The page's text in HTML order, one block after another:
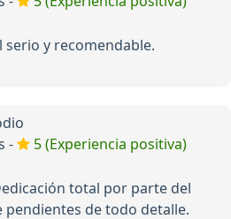
y recomendable.
-
5 (Experiencia positiva)
total por parte del
de todo detalle.